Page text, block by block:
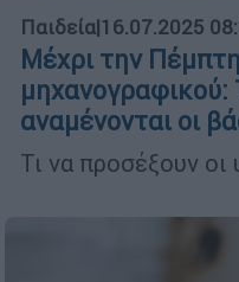
Παιδεία|16.07.2025
Μέχρι την
μηχανογραφικού:
αναμένονται οι
Τι να προσέξουν οι